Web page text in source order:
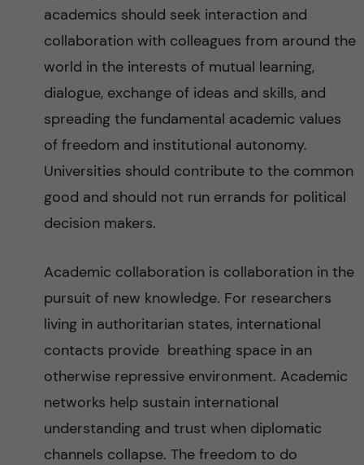
academics should seek interaction and
collaboration with colleagues from around the
world in the interests of mutual learning,
dialogue, exchange of ideas and skills, and
spreading the fundamental academic values
of freedom and institutional autonomy.
Universities should contribute to the common
good and should not run errands for political
decision makers.
Academic collaboration is collaboration in the
pursuit of new knowledge. For researchers
living in authoritarian states, international
contacts provide breathing space in an
otherwise repressive environment. Academic
networks help sustain international
understanding and trust when diplomatic
channels collapse. The freedom to do